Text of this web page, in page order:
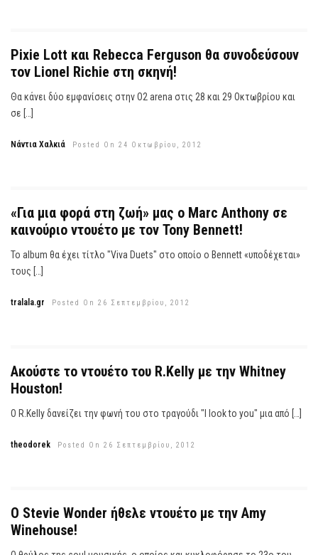
Pixie Lott και Rebecca Ferguson θα συνοδεύσουν
τον Lionel Richie στη σκηνή!
Θα κάνει δύο εμφανίσεις στην O2 arena στις 28 και 29 Οκτωβρίου και
σε […]
Νάντια Χαλκιά Posted On 24 Οκτωβρίου, 2012
«Για μια φορά στη ζωή» μας ο Marc Anthony σε
καινούριο ντουέτο με τον Tony Bennett!
To album θα έχει τίτλο "Viva Duets" στο οποίο ο Bennett «υποδέχεται»
τους […]
tralala.gr Posted On 26 Σεπτεμβρίου, 2012
Ακούστε το ντουέτο του R.Kelly με την Whitney
Houston!
Ο R.Kelly δανείζει την φωνή του στο τραγούδι "I look to you" μια από […]
theodorek Posted On 26 Σεπτεμβρίου, 2012
Ο Stevie Wonder ήθελε ντουέτο με την Amy
Winehouse!